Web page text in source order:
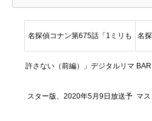
名探偵コナン第675話「1ミリも
許さない（前編）」デジタルリマ
スター版、2020年5月9日放送予
名
マ